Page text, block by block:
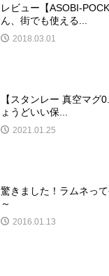
レビュー【ASOBI-
ん、街でも使える...
2018.03.01
【スタンレー 真空マグ
ょうどいい保...
2021.01.25
驚きました！ラムネっ
～
2016.01.13